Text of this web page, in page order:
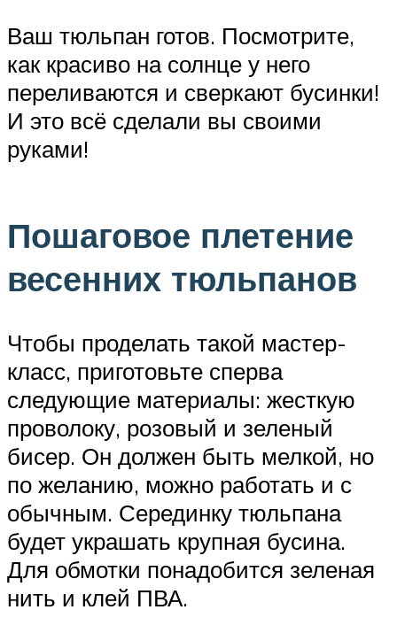
Ваш тюльпан готов. Посмотрите,
как красиво на солнце у него
переливаются и сверкают бусинки!
И это всё сделали вы своими
руками!
Пошаговое плетение
весенних тюльпанов
Чтобы проделать такой мастер-
класс, приготовьте сперва
следующие материалы: жесткую
проволоку, розовый и зеленый
бисер. Он должен быть мелкой, но
по желанию, можно работать и с
обычным. Серединку тюльпана
будет украшать крупная бусина.
Для обмотки понадобится зеленая
нить и клей ПВА.